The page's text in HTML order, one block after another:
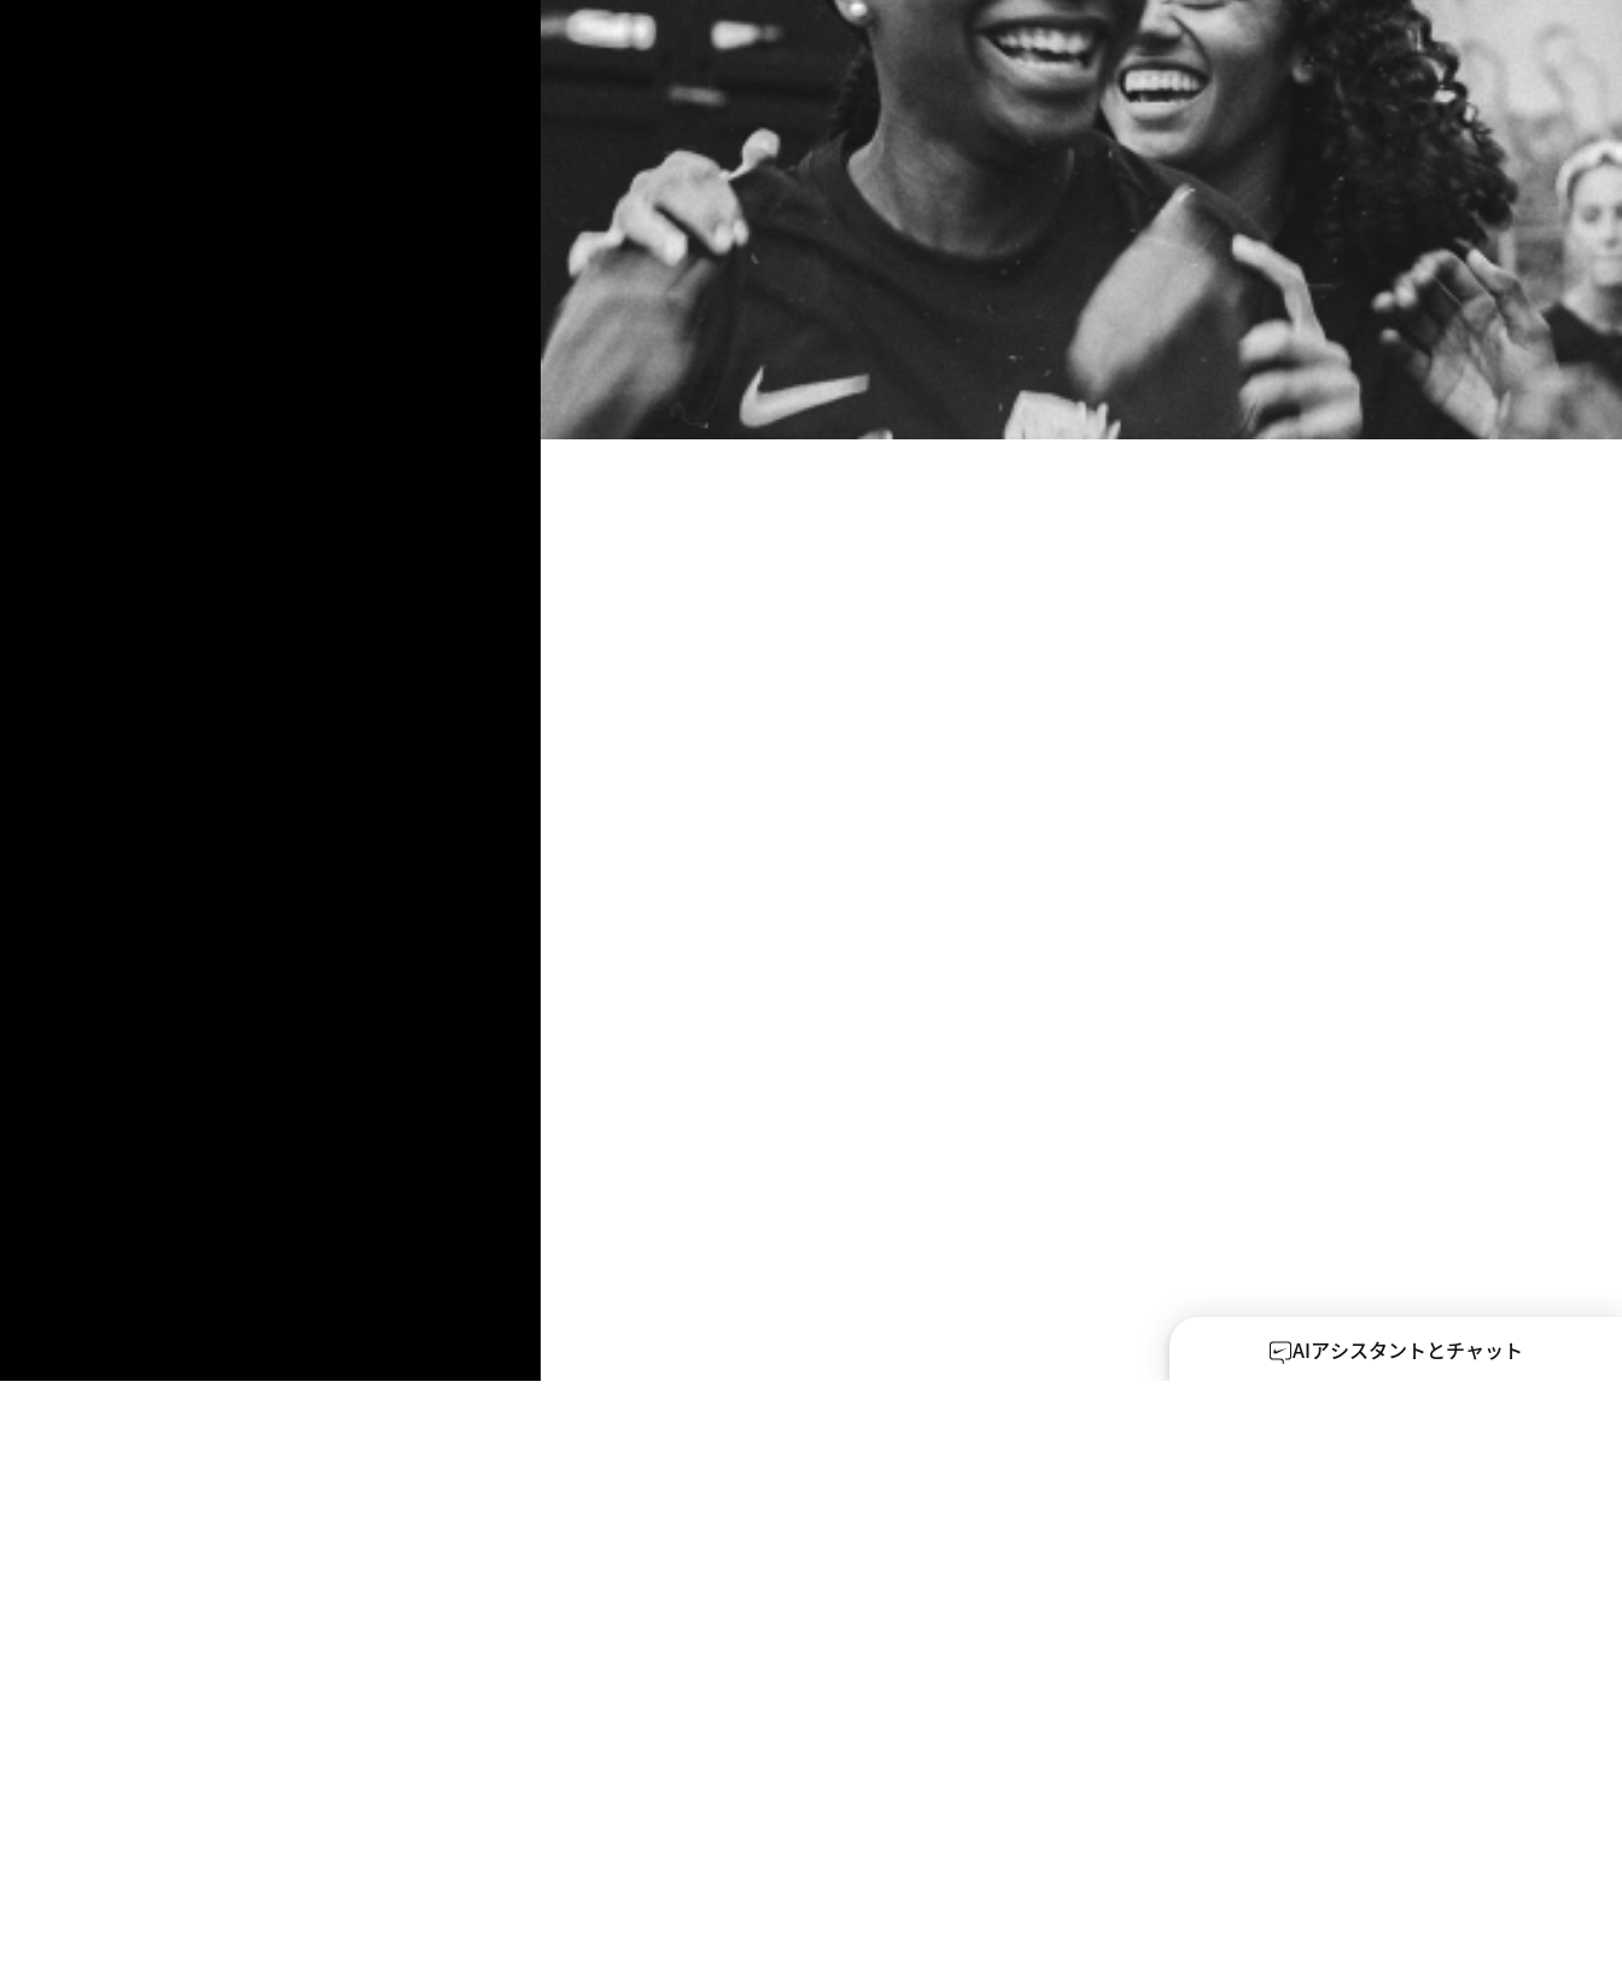
AIアシスタントとチャット